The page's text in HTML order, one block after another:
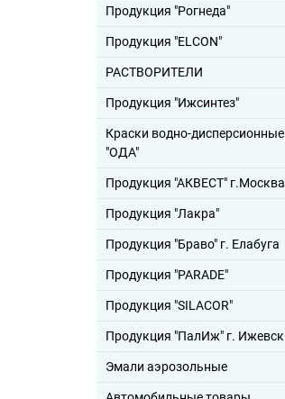
Продукция "Рогнеда"
Продукция "ELCON"
РАСТВОРИТЕЛИ
Продукция "Ижсинтез"
Краски водно-дисперсионные
"ОДА"
Продукция "АКВЕСТ" г.Москва
Продукция "Лакра"
Продукция "Браво" г. Елабуга
Продукция "PARADE"
Продукция "SILACOR"
Продукция "ПалИж" г. Ижевск
Эмали аэрозольные